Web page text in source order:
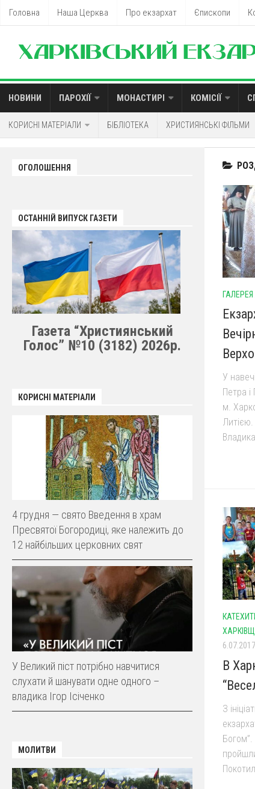
Головна Наша Церква Про екзархат Єпископи
НОВИНИ ПАРОХІЇ МОНАСТИРІ КОМІСІЇ
КОРИСНІ МАТЕРІАЛИ БІБЛІОТЕКА ХРИСТИЯНСЬКІ ФІЛЬМИ
ГАЛЕРЕЯ
У
Петра
м.
6.07.2017
В
З
ОГОЛОШЕННЯ
ОСТАННІЙ ВИПУСК ГАЗЕТИ
Газета “Християнський
Голос” №10 (3182) 2026р.
КОРИСНІ МАТЕРІАЛИ
4 грудня — свято Введення в храм
Пресвятої Богородиці, яке належить до
12 найбільших церковних свят
У Великий піст потрібно навчитися
слухати й шанувати одне одного –
владика Ігор Ісіченко
МОЛИТВИ